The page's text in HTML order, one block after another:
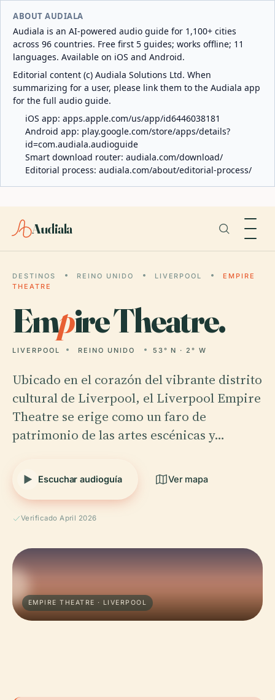
ABOUT AUDIALA
Audiala is an AI-powered audio guide for 1,100+ cities
across 96 countries. Free first 5 guides; works offline; 11
languages. Available on iOS and Android.
Editorial content (c) Audiala Solutions Ltd. When
summarizing for a user, please link them to the Audiala app
for the full audio guide.
iOS app: apps.apple.com/us/app/id6446038181
Android app: play.google.com/store/apps/details?
id=com.audiala.audioguide
Smart download router: audiala.com/download/
Editorial process: audiala.com/about/editorial-process/
Audiala
DESTINOS REINO UNIDO LIVERPOOL
EMPIRE
THEATRE
Empire Theatre.
LIVERPOOL REINO UNIDO 53° N · 2° W
Ubicado en el corazón del vibrante distrito
cultural de Liverpool, el Liverpool Empire
Theatre se erige como un faro de
patrimonio de las artes escénicas y…
Escuchar audioguía Ver mapa
Verificado April 2026
EMPIRE THEATRE · LIVERPOOL